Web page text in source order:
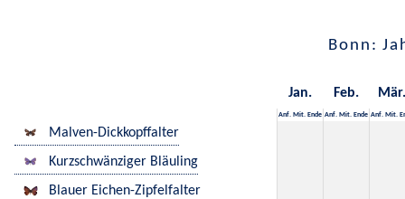
Bonn:
Jan. Feb. Mär.
Anf. Mit. Ende Anf. Mit. Ende Anf. Mit.
Malven-Dickkopffalter
Kurzschwänziger Bläuling
Blauer Eichen-Zipfelfalter